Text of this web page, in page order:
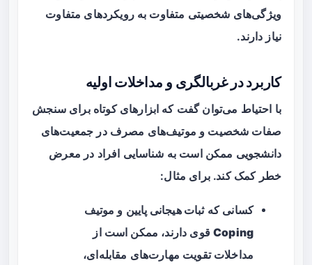
ویژگی‌های شخصیتی متفاوت به رویکردهای متفاوت
نیاز دارند.
کاربرد در غربالگری و مداخلات اولیه
با احتیاط می‌توان گفت که ابزارهای کوتاه برای سنجش
صفات شخصیت و موتیف‌های مصرف در جمعیت‌های
دانشجویی ممکن است به شناسایی افراد در معرض
خطر کمک کند. برای مثال:
کسانی کهثبات هیجانی پایین و موتیف
Copingقوی دارند، ممکن است از
مداخلات تقویت مهارت‌های مقابله‌ای،